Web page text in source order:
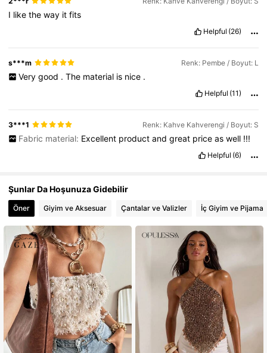
I liketheway itfits
Helpful (26)
s***m Renk: Pembe / Boyut: L
Very good . The material is nice .
Helpful (11)
3***1 Renk: Kahve Kahverengi / Boyut: S
Fabric material: Excellent product and great price as well !!!
Helpful (6)
Şunlar Da Hoşunuza Gidebilir
Öner Giyim ve Aksesuar Çantalar ve Valizler İç Giyim ve Pijama